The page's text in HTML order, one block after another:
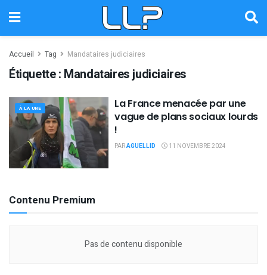
Accueil Tag Mandataires judiciaires
Étiquette : Mandataires judiciaires
À LA UNE
La France menacée par une
vague de plans sociaux lourds
!
PARAGUELLID 11 NOVEMBRE 2024
Contenu Premium
Pas de contenu disponible